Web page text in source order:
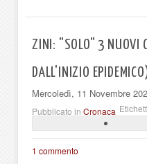
ZINI: "SOLO" 3 NUOVI
DALL'INIZIO
Mercoledì, 11 Novembre
Pubblicato in Cronaca
1 commento